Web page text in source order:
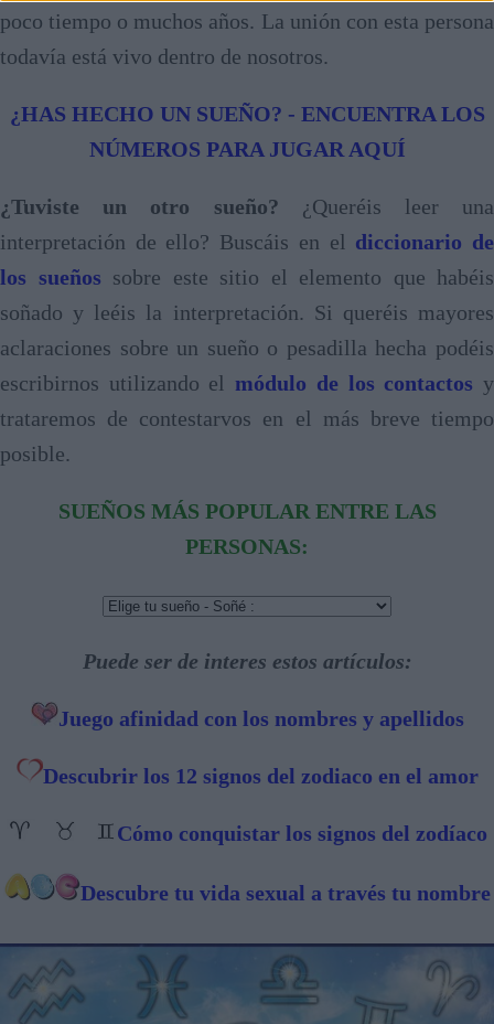
poco tiempo o muchos años. La unión con esta persona
todavía está vivo dentro de nosotros.
¿HAS HECHO UN SUEÑO? - ENCUENTRA LOS
NÚMEROS PARA JUGAR AQUÍ
¿Tuviste un otro sueño? ¿Queréis leer una
interpretación de ello? Buscáis en el diccionario de
los sueños sobre este sitio el elemento que habéis
soñado y leéis la interpretación. Si queréis mayores
aclaraciones sobre un sueño o pesadilla hecha podéis
escribirnos utilizando el módulo de los contactos y
trataremos de contestarvos en el más breve tiempo
posible.
SUEÑOS MÁS POPULAR ENTRE LAS
PERSONAS:
Puede ser de interes estos artículos:
Juego afinidad con los nombres y apellidos
Descubrir los 12 signos del zodiaco en el amor
Cómo conquistar los signos del zodíaco
Descubre tu vida sexual a través tu nombre